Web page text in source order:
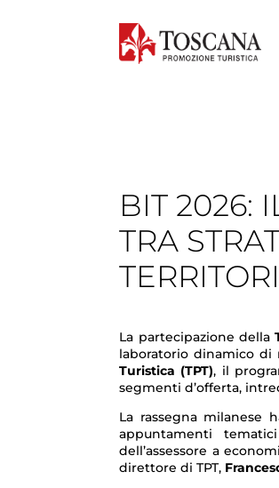
BIT 2026:
TRA
La partecipazione della
laboratorio dinamico di
Turistica (TPT), il
segmenti d’offerta,
La rassegna milanese
appuntamenti
dell’assessore a
direttore di TPT,